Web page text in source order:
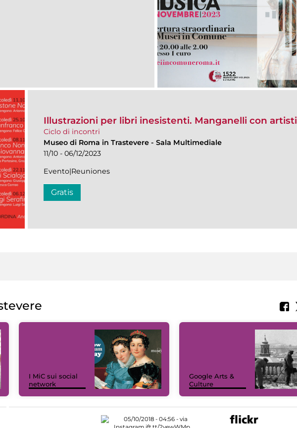
Illustrazioni per libri inesistenti. Manganelli con artisti
Ciclo di incontri
Museo di Roma in Trastevere - Sala Multimediale
11/10 - 06/12/2023
Evento|Reuniones
Gratis
I MiC sui social
network
Google Arts &
Culture